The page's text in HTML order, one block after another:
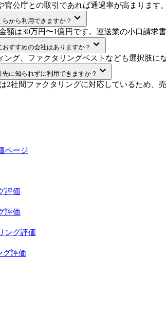
公庁との取引であれば通過率が高まります。
から利用できますか？
額は30万円〜1億円です。運送業の小口請求
すすめの会社はありますか？
グ、ファクタリングベストなども選択肢
に知られずに利用できますか？
2社間ファクタリングに対応しているため
ページ
評価
評価
ング評価
グ評価